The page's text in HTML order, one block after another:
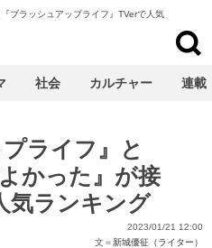
『ブラッシュアップライフ』TVerで人気
ライフ』と
かった』が接
気ランキング
2023/01/21 12:00
文＝新城優征（ライター）
社会 カルチャー 連載